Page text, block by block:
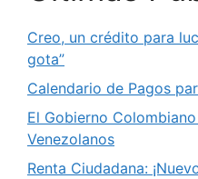
Creo, un crédito para
gota”
Calendario de Pagos
El Gobierno
Venezolanos
Renta Ciudadana: